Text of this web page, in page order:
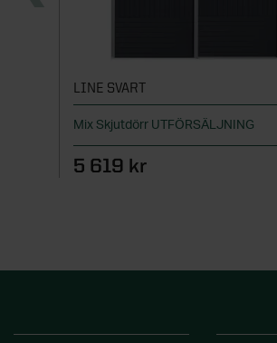
LINE SVART
Mix Skjutdörr UTFÖRSÄLJNING
5 619 kr